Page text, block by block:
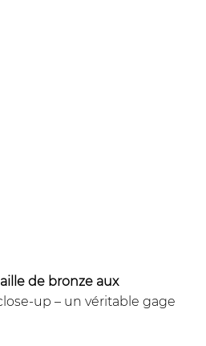
de bronze aux
up – un véritable gage